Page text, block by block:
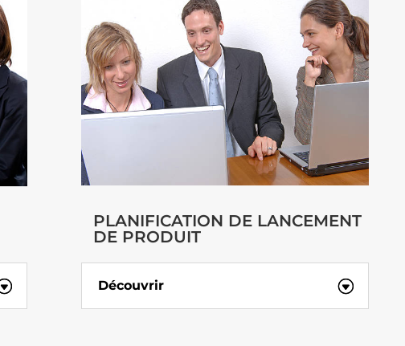
PLANIFICATION DE LANCEMENT
DE PRODUIT
Découvrir